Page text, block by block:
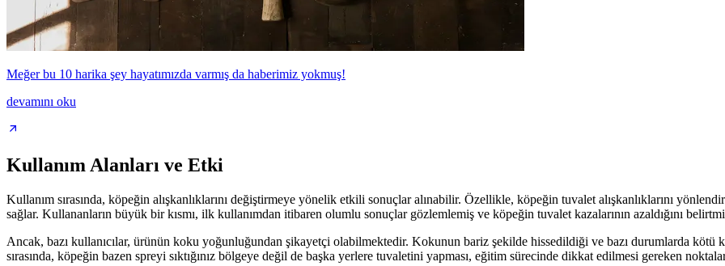
Meğer bu 10 harika şey hayatımızda varmış da haberimiz yokmuş!
devamını oku
Kullanım Alanları ve Etki
Kullanım sırasında, köpeğin alışkanlıklarını değiştirmeye yönelik etkili sonuçlar alınabilir. Özellikle, köpeğin tuvalet alışkanlıklarını
sağlar. Kullananların büyük bir kısmı, ilk kullanımdan itibaren olumlu sonuçlar gözlemlemiş ve köpeğin tuvalet kazalarının azaldığını
Ancak, bazı kullanıcılar, ürünün koku yoğunluğundan şikayetçi olabilmektedir. Kokunun bariz şekilde hissedildiği ve bazı durumlarda kötü
sırasında, köpeğin bazen spreyi sıktığınız bölgeye değil de başka yerlere tuvaletini yapması, eğitim sürecinde dikkat edilmesi gereken noktalar